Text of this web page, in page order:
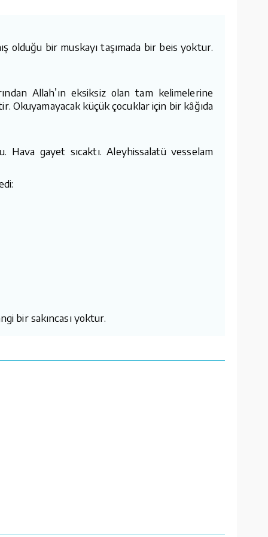
olduğu bir muskayı taşımada bir beis yoktur.
Allah’ın eksiksiz olan tam kelimelerine
Okuyamayacak küçük çocuklar için bir kâğıda
Hava gayet sıcaktı. Aleyhissalatü vesselam
bir sakıncası yoktur.